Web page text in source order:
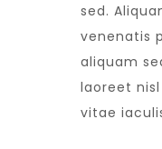
sed.
venenatis
aliquam
laoreet
vitae